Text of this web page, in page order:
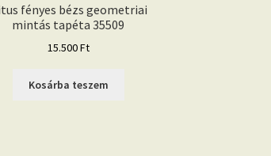
fényes bézs geometriai
mintás tapéta 35509
15.500Ft
Kosárba teszem